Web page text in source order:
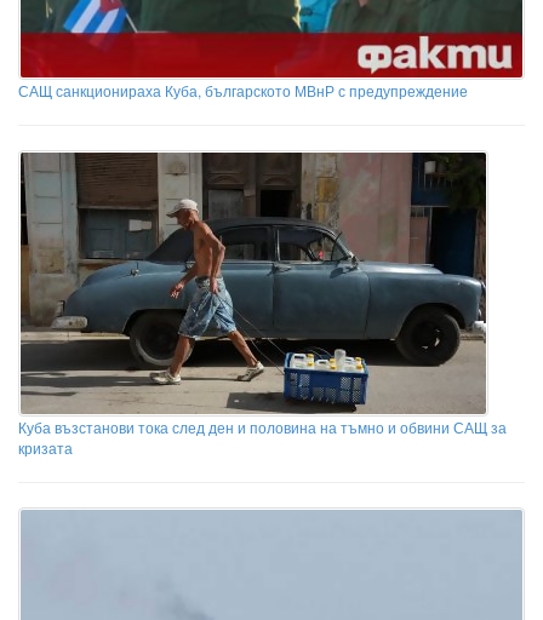
САЩ санкционираха Куба, българското МВнР с предупреждение
Куба възстанови тока след ден и половина на тъмно и обвини САЩ за
кризата